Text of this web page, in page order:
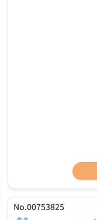
No.00753825